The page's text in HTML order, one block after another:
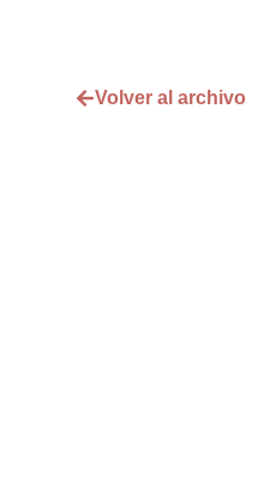
Volver al archivo